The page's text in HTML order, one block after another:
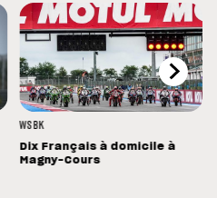
WSBK
Dix Français à domicile à
Magny-Cours